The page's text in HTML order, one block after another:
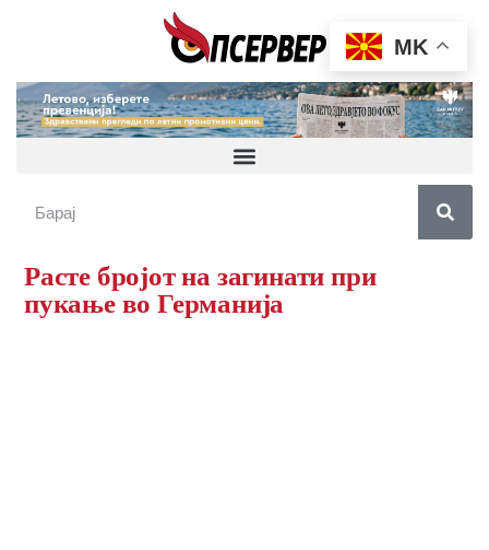
Расте бројот на загинати при
пукање во Германија
MK